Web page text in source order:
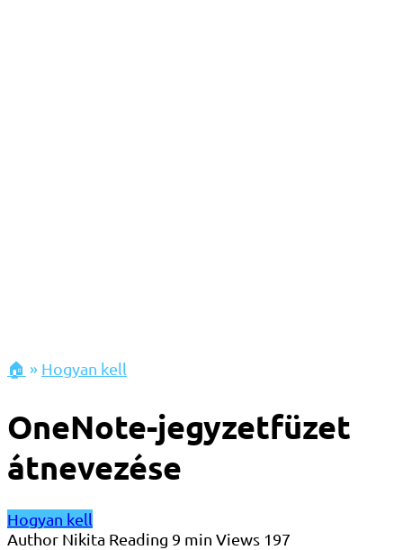
🏠 » Hogyan kell
OneNote-jegyzetfüzet
átnevezése
Hogyan kell
Author Nikita Reading 9 min Views 197